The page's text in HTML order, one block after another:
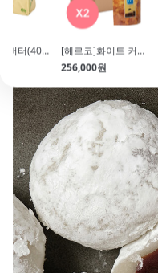
[알라]발효버터(400g\/덴마크)
[헤르코]화이트 커버춰 초콜릿(5kg*2개입\/10kg\/칼리바우트사)
256,000원